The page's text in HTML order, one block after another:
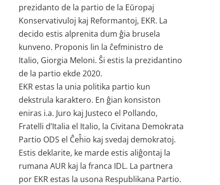
prezidanto de la partio de la Eŭropaj
Konservativuloj kaj Reformantoj, EKR. La
decido estis alprenita dum ĝia brusela
kunveno. Proponis lin la ĉefministro de
Italio, Giorgia Meloni. Ŝi estis la prezidantino
de la partio ekde 2020.
EKR estas la unia politika partio kun
dekstrula karaktero. En ĝian konsiston
eniras i.a. Juro kaj Justeco el Pollando,
Fratelli d’Italia el Italio, la Civitana Demokrata
Partio ODS el Ĉeĥio kaj svedaj demokratoj.
Estis deklarite, ke marde estis aliĝontaj la
rumana AUR kaj la franca IDL. La partnera
por EKR estas la usona Respublikana Partio.